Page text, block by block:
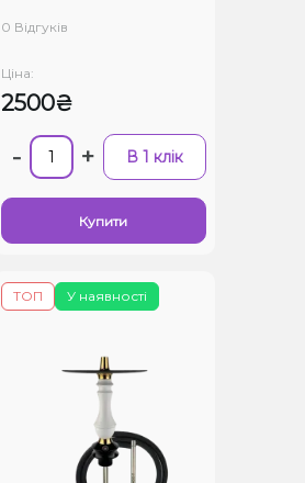
0 Відгуків
Ціна:
2500₴
- + В 1 клік
Купити
У наявності
ТОП